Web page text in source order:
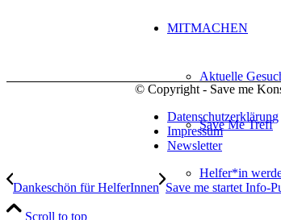
MITMACHEN
Aktuelle
Save Me Treff
Helfer*in
© Copyright - Save me
Datenschutzerklärung
Impressum
Newsletter
Dankeschön für HelferInnen Save me startet Info-
Scroll to top